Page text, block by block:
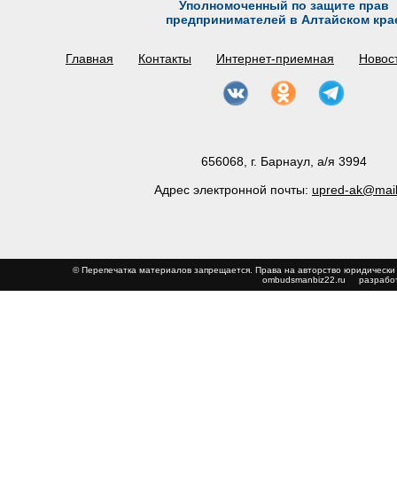
Уполномоченный по защите прав
предпринимателей в Алтайском
Главная Контакты Интернет-приемная
656068, г. Барнаул, а/я 3994
Адрес электронной почты: upred-
© Перепечатка материалов запрещается. Права на авторство
ombudsmanbiz22.ru